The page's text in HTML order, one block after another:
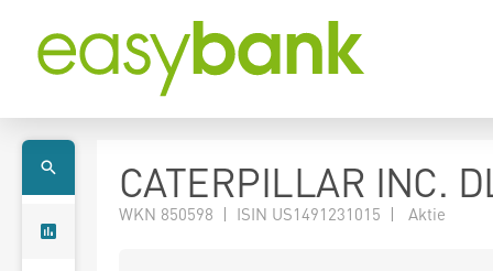
CATERPILLAR INC.
WKN 850598 | ISIN US1491231015 | Aktie